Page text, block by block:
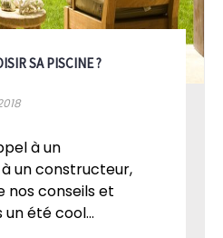
SA PISCINE ?
à un
un constructeur,
nos conseils et
été cool...